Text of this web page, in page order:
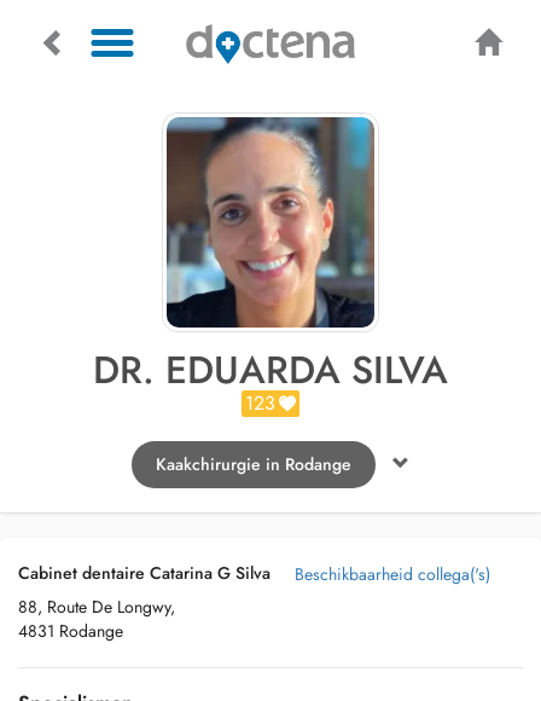
DR. EDUARDA SILVA
123
Kaakchirurgie in Rodange
Cabinet dentaire Catarina G Silva
88, Route De Longwy,
4831 Rodange
Beschikbaarheid collega('s)